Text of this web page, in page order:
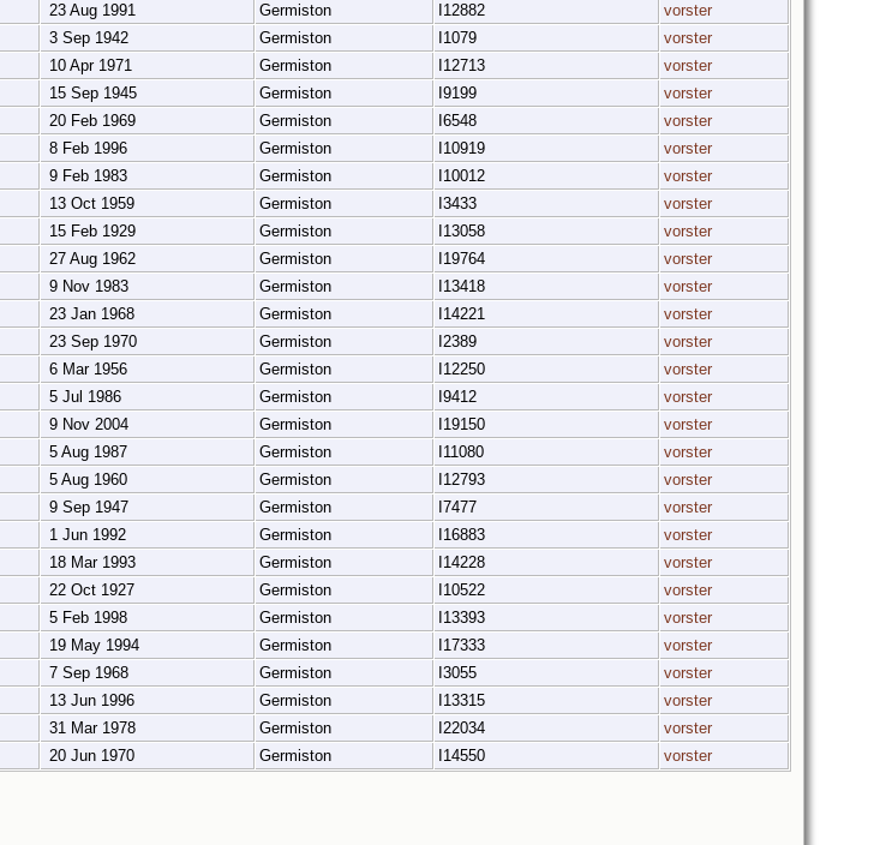
23 Aug 1991 Germiston I12882
vorster
3 Sep 1942 Germiston I1079
vorster
10 Apr 1971 Germiston I12713
vorster
15 Sep 1945 Germiston I9199
vorster
20 Feb 1969 Germiston I6548
vorster
8 Feb 1996 Germiston I10919
vorster
9 Feb 1983 Germiston I10012
vorster
13 Oct 1959 Germiston I3433
vorster
15 Feb 1929 Germiston I13058
vorster
27 Aug 1962 Germiston I19764
vorster
9 Nov 1983 Germiston I13418
vorster
23 Jan 1968 Germiston I14221
vorster
23 Sep 1970 Germiston I2389
vorster
6 Mar 1956 Germiston I12250
vorster
5 Jul 1986 Germiston I9412
vorster
9 Nov 2004 Germiston I19150
vorster
5 Aug 1987 Germiston I11080
vorster
5 Aug 1960 Germiston I12793
vorster
9 Sep 1947 Germiston I7477
vorster
1 Jun 1992 Germiston I16883
vorster
18 Mar 1993 Germiston I14228
vorster
22 Oct 1927 Germiston I10522
vorster
5 Feb 1998 Germiston I13393
vorster
19 May 1994 Germiston I17333
vorster
7 Sep 1968 Germiston I3055
vorster
13 Jun 1996 Germiston I13315
vorster
31 Mar 1978 Germiston I22034
vorster
20 Jun 1970 Germiston I14550 vorster